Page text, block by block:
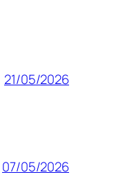
21/05/2026
07/05/2026